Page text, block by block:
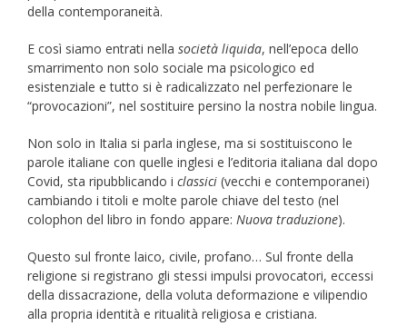
della contemporaneità.
E così siamo entrati nella società liquida, nell’epoca dello
smarrimento non solo sociale ma psicologico ed
esistenziale e tutto si è radicalizzato nel perfezionare le
“provocazioni”, nel sostituire persino la nostra nobile lingua.
Non solo in Italia si parla inglese, ma si sostituiscono le
parole italiane con quelle inglesi e l’editoria italiana dal dopo
Covid, sta ripubblicando i classici (vecchi e contemporanei)
cambiando i titoli e molte parole chiave del testo (nel
colophon del libro in fondo appare: Nuova traduzione).
Questo sul fronte laico, civile, profano… Sul fronte della
religione si registrano gli stessi impulsi provocatori, eccessi
della dissacrazione, della voluta deformazione e vilipendio
alla propria identità e ritualità religiosa e cristiana.